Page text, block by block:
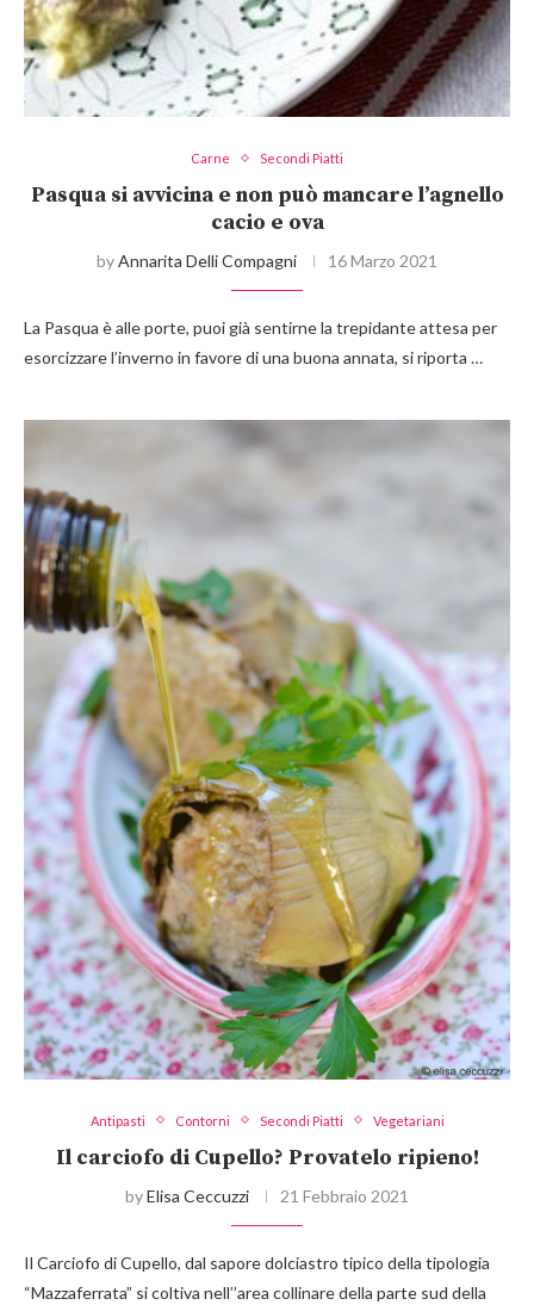
Carne Secondi Piatti
Pasqua si avvicina e non può mancare l’agnello
cacio e ova
byAnnarita Delli Compagni 16 Marzo 2021
La Pasqua è alle porte, puoi già sentirne la trepidante attesa per
esorcizzare l’inverno in favore di una buona annata, si riporta …
Antipasti Contorni Secondi Piatti Vegetariani
Il carciofo di Cupello? Provatelo ripieno!
byElisa Ceccuzzi 21 Febbraio 2021
Il Carciofo di Cupello, dal sapore dolciastro tipico della tipologia
“Mazzaferrata” si coltiva nell’’area collinare della parte sud della